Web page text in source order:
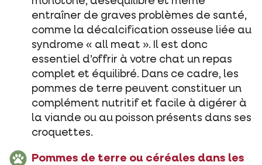
entraîner de graves problèmes de santé,
comme la décalcification osseuse liée au
syndrome « all meat ». Il est donc
essentiel d’offrir à votre chat un repas
complet et équilibré. Dans ce cadre, les
pommes de terre peuvent constituer un
complément nutritif et facile à digérer à
la viande ou au poisson présents dans ses
croquettes.
Pommes de terre ou céréales dans les